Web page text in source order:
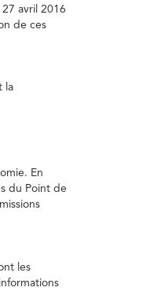
avril 2016
de ces
la
En
du Point de
les